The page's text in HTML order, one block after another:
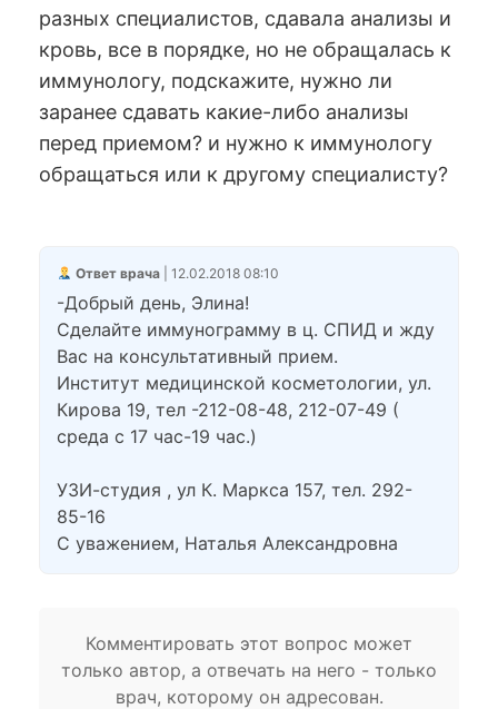
разных специалистов, сдавала анализы и
кровь, все в порядке, но не обращалась к
иммунологу, подскажите, нужно ли
заранее сдавать какие-либо анализы
перед приемом? и нужно к иммунологу
обращаться или к другому специалисту?
Ответ врача| 12.02.2018 08:10
-Добрый день, Элина!
Сделайте иммунограмму в ц. СПИД и жду
Вас на консультативный прием.
Институт медицинской косметологии, ул.
Кирова 19, тел -212-08-48, 212-07-49 (
среда с 17 час-19 час.)
УЗИ-студия , ул К. Маркса 157, тел. 292-
85-16
С уважением, Наталья Александровна
Комментировать этот вопрос может
только автор, а отвечать на него - только
врач, которому он адресован.